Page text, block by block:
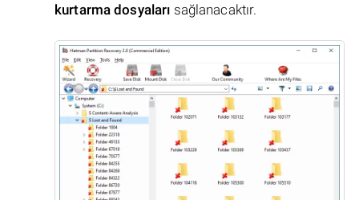
kurtarma dosyaları sağlanacaktır.